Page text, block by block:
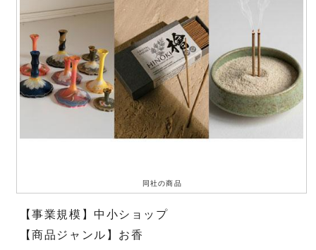
同社の商品
【事業規模】中小ショップ
【商品ジャンル】お香